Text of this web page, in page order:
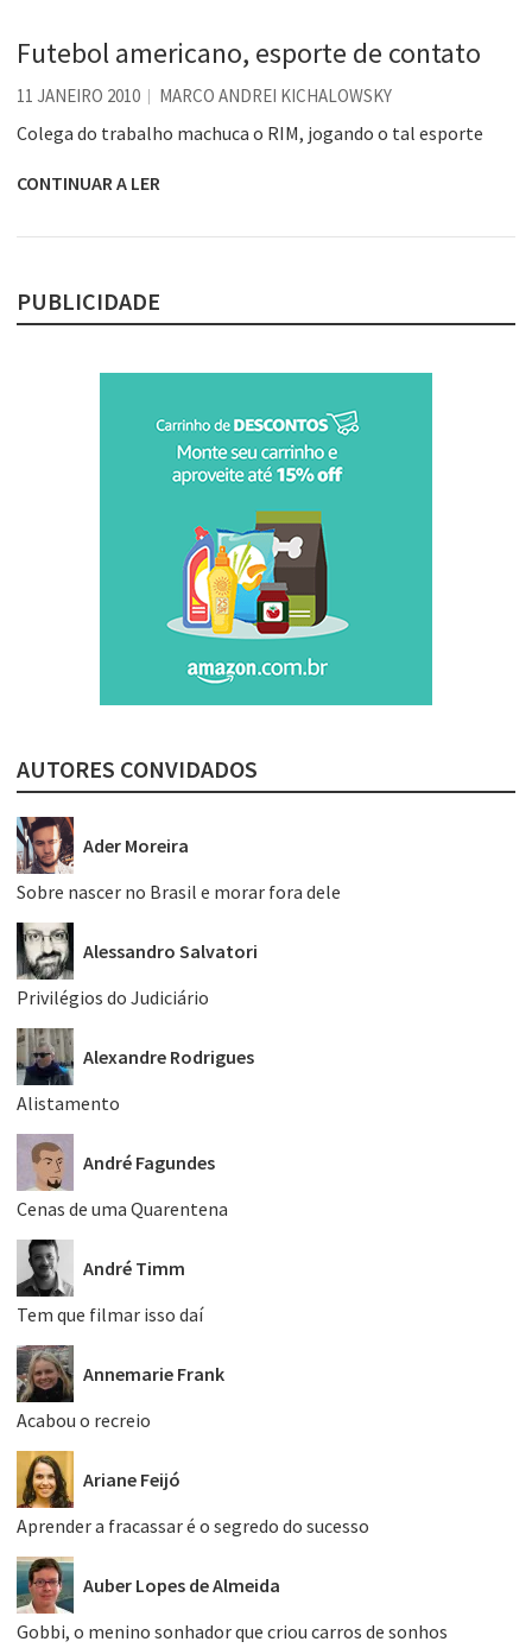
Esse tal de Rock Gaúcho
Os causos de Jorge Luis Borges
Voto obrigatório é correto?
Futebol americano, esporte de contato
11 JANEIRO 2010 MARCO ANDREI KICHALOWSKY
Colega do trabalho machuca o RIM, jogando o tal esporte
CONTINUAR A LER
PUBLICIDADE
AUTORES CONVIDADOS
Ader Moreira
Sobre nascer no Brasil e morar fora dele
Alessandro Salvatori
Privilégios do Judiciário
Alexandre Rodrigues
Alistamento
André Fagundes
Cenas de uma Quarentena
André Timm
Tem que filmar isso daí
Annemarie Frank
Acabou o recreio
Ariane Feijó
Aprender a fracassar é o segredo do sucesso
Auber Lopes de Almeida
Gobbi, o menino sonhador que criou carros de sonhos